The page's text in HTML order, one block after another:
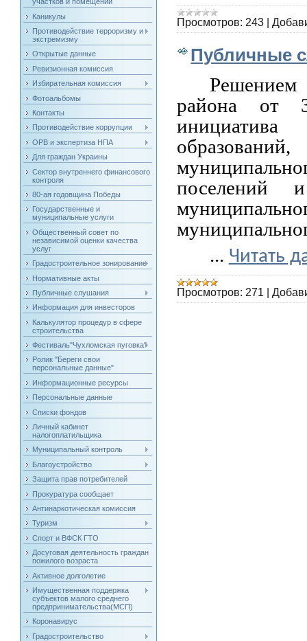
Каникулы
Противодействие терроризму и
экстремизму
Открытые данные
Ревизионная комиссия
Избирательная комиссия
Фотоальбомы
Контакты
Противодействие коррупции
ОРВ и экспертиза НПА
Для граждан Украины
Сектор внутреннего финансового
контроля
80-ая годовщина Победы
Государственные и
муниципальные услуги
Общественный совет по
независимой оценки качества
услуг
Градостроительное зонирование
Нормативные акты
Публичные слушания
Информация для инвесторов
Калькулятор процедур в сфере
строительства
Фестиваль"Чухломская пуговка"
Ролик "Береги свои
персональные данные"
Информационные ресурсы
Персональные данные
Списки фондов
Личный кабинет
налогоплатильщика
Муниципальный контроль
Благоустройство
Защита прав потребителей
Прокуратура сообщает
Антинаркотическая комиссия
Туризм
Спорт и ВФСК ГТО
Досуговая деятельность граждан
пожилого возраста
Активное долголетие
Имущественная поддержка
субъектов малого среднего
предпринимательства(МСП)
Коронавирус
Градостроительство
Просмотров: 243 |
Публичные
района от
поселений
... Читать
Просмотров: 271 |